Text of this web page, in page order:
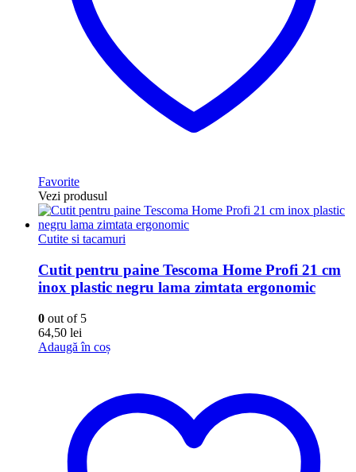
Favorite
Vezi produsul
Cutite si tacamuri
Cutit pentru paine Tescoma Home Profi 21 cm
inox plastic negru lama zimtata ergonomic
0 out of 5
64,50 lei
Adaugă în coș